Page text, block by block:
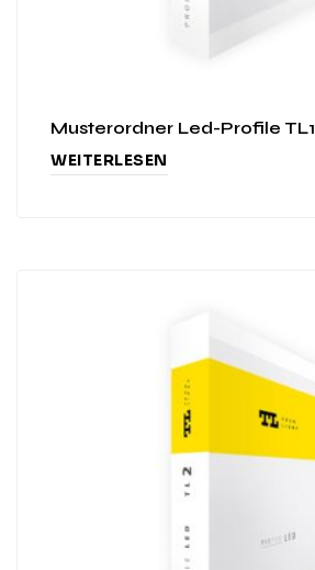
Musterordner Led-Profile TL1
WEITERLESEN